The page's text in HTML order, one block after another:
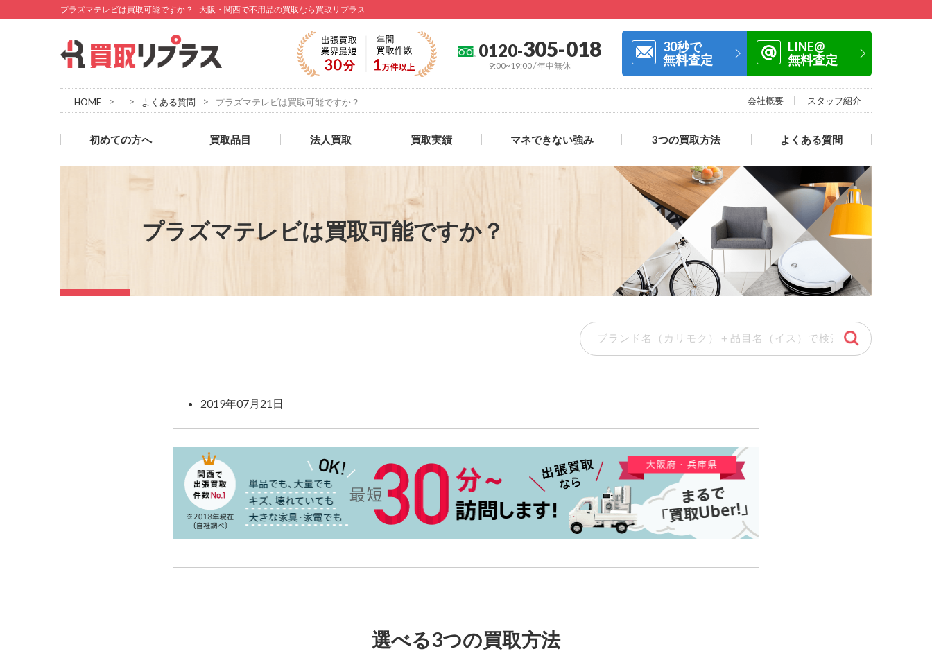
プラズマテレビは買取可能ですか？ - 大阪・関西で不用品の買取なら買取リプラス
0120-305-018
9:00~19:00 / 年中無休
30秒で
無料査定
LINE@
無料査定
HOME > > よくある質問 > プラズマテレビは買取可能ですか？ 会社概要 スタッフ紹介
初めての方へ 買取品目 法人買取 買取実績 マネできない強み 3つの買取方法 よくある質問
プラズマテレビは買取可能ですか？
2019年07月21日
選べる3つの買取方法